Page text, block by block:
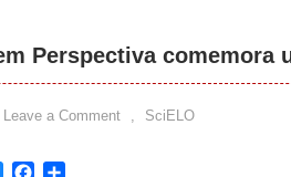
Perspectiva comemora
Leave a Comment , SciELO
BlueskyFacebook